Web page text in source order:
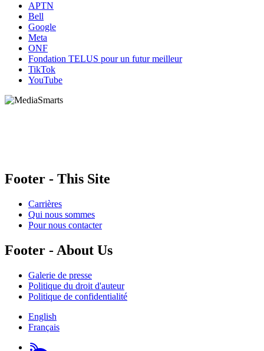
APTN
Bell
Google
Meta
ONF
Fondation TELUS pour un futur meilleur
TikTok
YouTube
Footer - This Site
Carrières
Qui nous sommes
Pour nous contacter
Footer - About Us
Galerie de presse
Politique du droit d'auteur
Politique de confidentialité
English
Français